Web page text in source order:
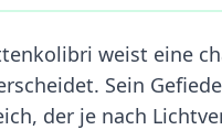
weist eine
Sein
der je nach